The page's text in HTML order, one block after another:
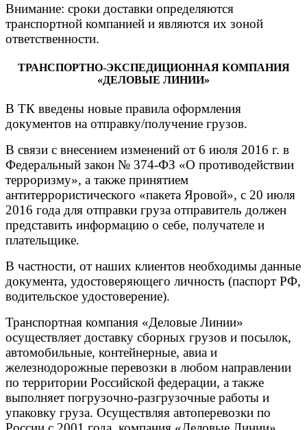
Внимание: сроки доставки определяются
транспортной компанией и являются их зоной
ответственности.
ТРАНСПОРТНО-ЭКСПЕДИЦИОННАЯ КОМПАНИЯ
«ДЕЛОВЫЕ ЛИНИИ»
В ТК введены новые правила оформления
документов на отправку/получение грузов.
В связи с внесением изменений от 6 июля 2016 г. в
Федеральный закон № 374-ФЗ «О противодействии
терроризму», а также принятием
антитеррористического «пакета Яровой», с 20 июля
2016 года для отправки груза отправитель должен
представить информацию о себе, получателе и
плательщике.
В частности, от наших клиентов необходимы данные
документа, удостоверяющего личность (паспорт РФ,
водительское удостоверение).
Транспортная компания «Деловые Линии»
осуществляет доставку сборных грузов и посылок,
автомобильные, контейнерные, авиа и
железнодорожные перевозки в любом направлении
по территории Российской федерации, а также
выполняет погрузочно-разгрузочные работы и
упаковку груза. Осуществляя автоперевозки по